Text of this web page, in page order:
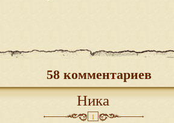
58 комментариев
Ника
1